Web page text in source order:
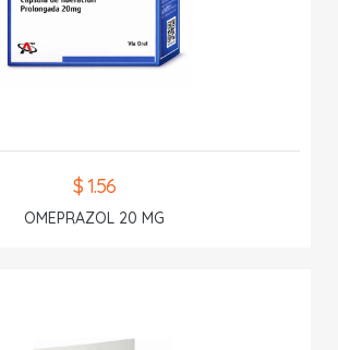
$ 1.56
OMEPRAZOL 20 MG